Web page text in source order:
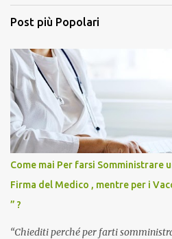
Post più Popolari
Come mai Per farsi Somministrare
Firma del Medico , mentre per i
” ?
“Chiediti perché per farti